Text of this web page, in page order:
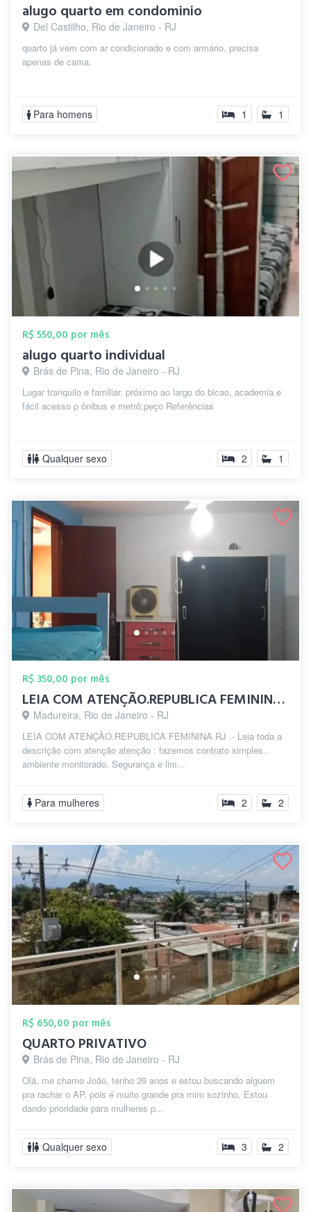
alugo quarto em condominio
Del Castilho, Rio de Janeiro - RJ
quarto já vem com ar condicionado e com armário, precisa
apenas de cama.
Para homens 1 1
R$ 550,00 por mês
alugo quarto individual
Brás de Pina, Rio de Janeiro - RJ
Lugar tranquilo e familiar. próximo ao largo do bicao, academia e
fácil acesso p ônibus e metrô,peço Referências
Qualquer sexo 2 1
R$ 350,00 por mês
LEIA COM ATENÇÃO.REPUBLICA FEMININA zp(2...
Madureira, Rio de Janeiro - RJ
LEIA COM ATENÇÃO.REPUBLICA FEMININA RJ .- Leia toda a
descrição com atenção atenção : fazemos contrato simples..
ambiente monitorado. Segurança e lim...
Para mulheres 2 2
R$ 650,00 por mês
QUARTO PRIVATIVO
Brás de Pina, Rio de Janeiro - RJ
Olá, me chamo João, tenho 29 anos e estou buscando alguem
pra rachar o AP, pois é muito grande pra mim sozinho. Estou
dando prioridade para mulheres p...
Qualquer sexo 3 2